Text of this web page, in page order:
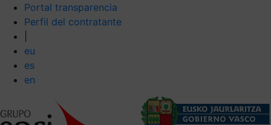
Portal transparencia
Perfil del contratante
eu
es
en